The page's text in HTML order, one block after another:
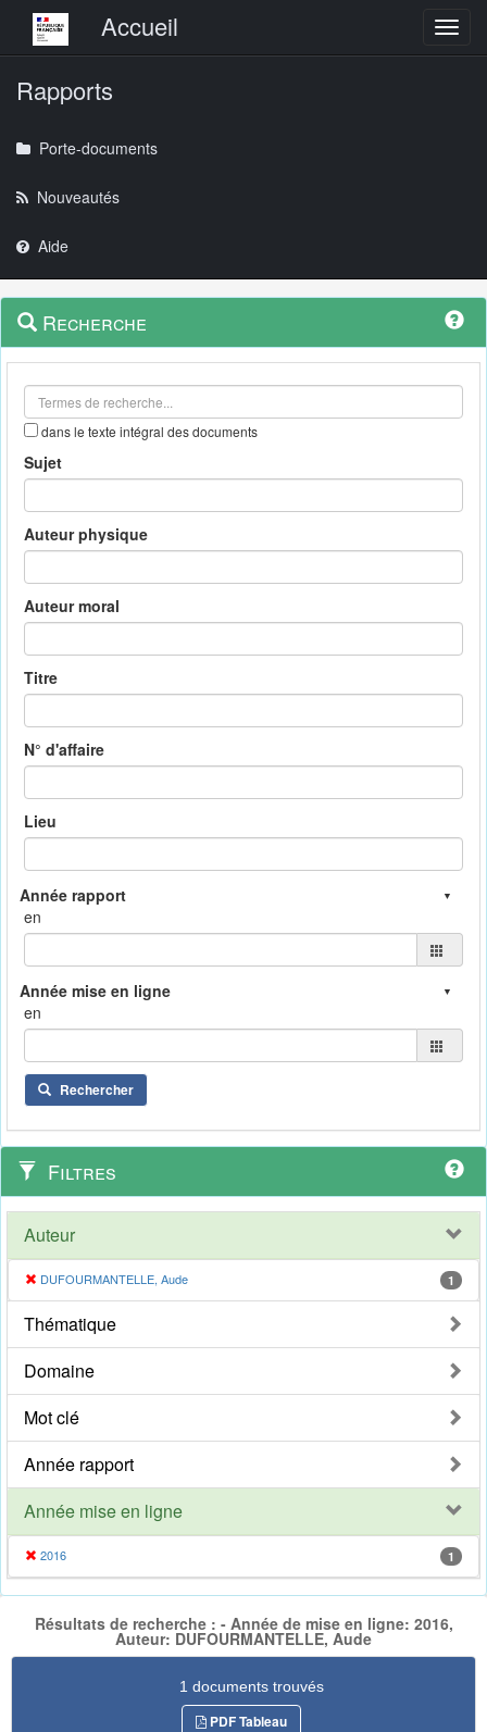
Menu principalAccueil
Rapports
Porte-documents
Nouveautés
Aide
Navigation
outils
Menu
contextuel
Recherche
dans le texte intégral des documents
Sujet
Auteur physique
Auteur moral
Titre
N° d'affaire
Lieu
en
en
Rechercher
Filtres
Auteur
DUFOURMANTELLE, Aude 1
Thématique
Domaine
Mot clé
Année rapport
Année mise en ligne
2016 1
Résultats de recherche : - Année de mise en ligne: 2016,
Auteur: DUFOURMANTELLE, Aude
1 documents trouvés
PDF Tableau